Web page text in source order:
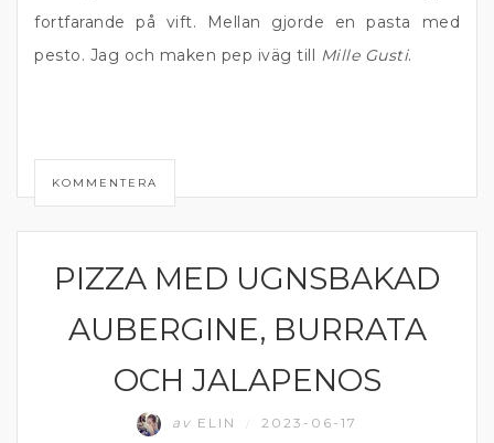
fortfarande på vift. Mellan gjorde en pasta med
pesto. Jag och maken pep iväg till Mille Gusti.
KOMMENTERA
KOMFORTMAT
PIZZA MED UGNSBAKAD
AUBERGINE, BURRATA
OCH JALAPENOS
av ELIN 2023-06-17